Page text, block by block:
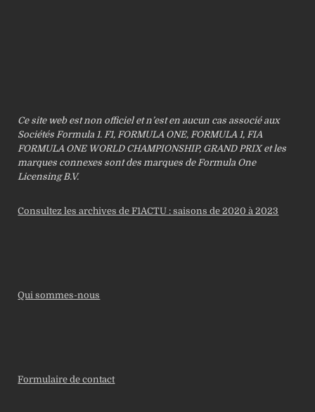
Ce site web est non officiel et n’est en aucun cas associé aux
Sociétés Formula 1. F1, FORMULA ONE, FORMULA 1, FIA
FORMULA ONE WORLD CHAMPIONSHIP, GRAND PRIX et les
marques connexes sont des marques de Formula One
Licensing B.V.
Consultez les archives de F1ACTU : saisons de 2020 à 2023
Qui sommes-nous
Formulaire de contact